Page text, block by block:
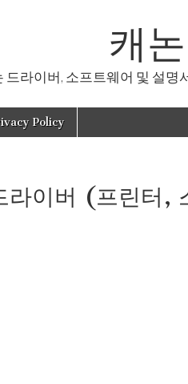
캐
드라이버, 소프트웨어 및 설명
Policy
이버 (프린터,